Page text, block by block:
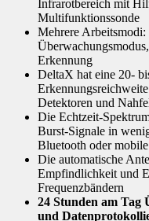
Infrarotbereich mit
Multifunktionssonde
Mehrere Arbeitsmodi:
Erkennung
DeltaX hat eine 20-
Detektoren und
Die Echtzeit-
Burst-Signale in
Bluetooth oder
Die automatische
Empfindlichkeit und
Frequenzbändern
24 Stunden am Tag
und